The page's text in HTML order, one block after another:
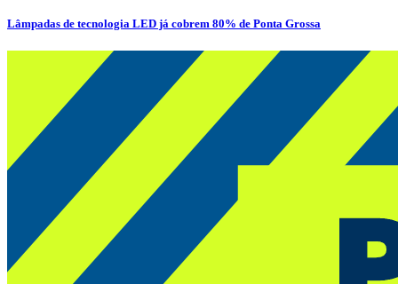
Lâmpadas de tecnologia LED já cobrem 80% de Ponta Grossa